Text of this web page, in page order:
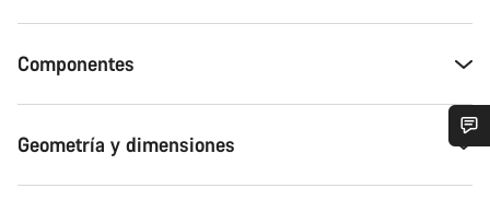
Componentes
Geometría y dimensiones